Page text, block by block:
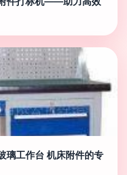
璃工作台 机床附件的专